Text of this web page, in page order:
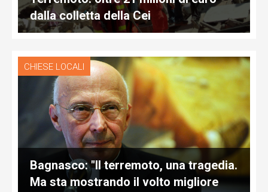
dalla colletta della Cei
CHIESE LOCALI
Bagnasco: "Il terremoto, una tragedia.
Ma sta mostrando il volto migliore